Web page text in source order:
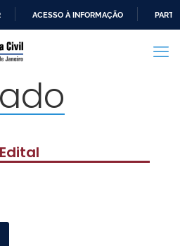
PARA
CONTEÚDO
ACESSO À INFORMAÇÃO
Edital